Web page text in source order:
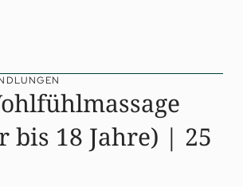
bis 18 Jahre) | 25